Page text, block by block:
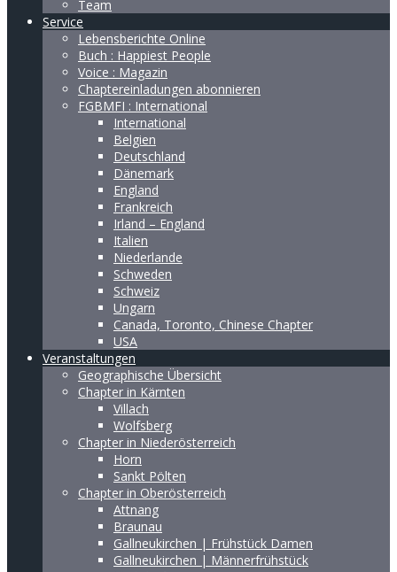
Team
Service
Lebensberichte Online
Buch : Happiest People
Voice : Magazin
Chaptereinladungen abonnieren
FGBMFI : International
International
Belgien
Deutschland
Dänemark
England
Frankreich
Irland – England
Italien
Niederlande
Schweden
Schweiz
Ungarn
Canada, Toronto, Chinese Chapter
USA
Veranstaltungen
Geographische Übersicht
Chapter in Kärnten
Villach
Wolfsberg
Chapter in Niederösterreich
Horn
Sankt Pölten
Chapter in Oberösterreich
Attnang
Braunau
Gallneukirchen | Frühstück Damen
Gallneukirchen | Männerfrühstück